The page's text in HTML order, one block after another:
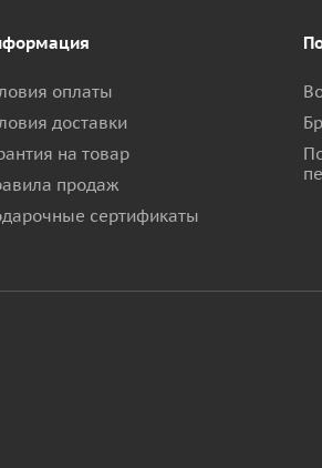
оплаты
доставки
на товар
продаж
сертификаты